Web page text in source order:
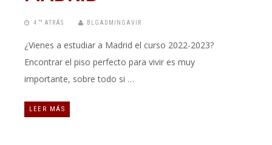
4 “” ATRÁS BLGADMINGAVIR
¿Vienes a estudiar a Madrid el curso 2022-2023?
Encontrar el piso perfecto para vivir es muy
importante, sobre todo si …
LEER MÁS